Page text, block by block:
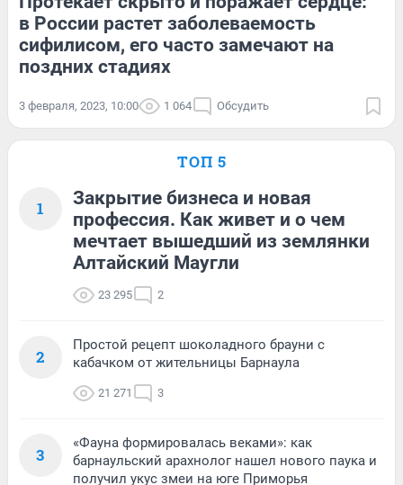
в России растет заболеваемость
сифилисом, его часто замечают на
поздних стадиях
3 февраля, 2023, 10:00 1 064 Обсудить
ТОП 5
1
Закрытие бизнеса и новая
профессия. Как живет и о чем
мечтает вышедший из землянки
Алтайский Маугли
23 295 2
2
Простой рецепт шоколадного брауни с
кабачком от жительницы Барнаула
21 271 3
3
«Фауна формировалась веками»: как
барнаульский арахнолог нашел нового паука и
получил укус змеи на юге Приморья